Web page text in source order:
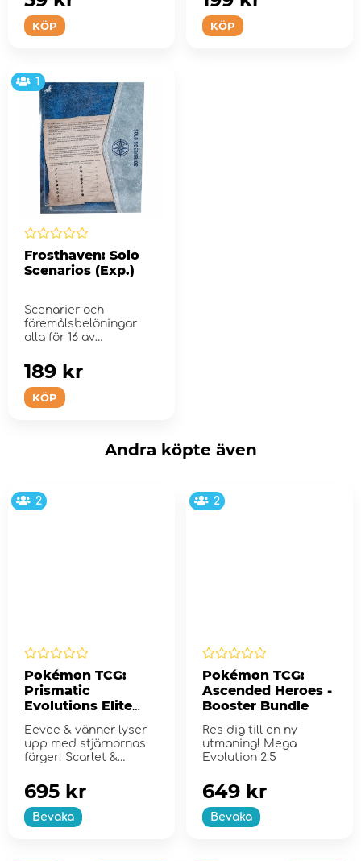
KÖP KÖP
1
Frosthaven: Solo
Scenarios (Exp.)
Scenarier och
föremålsbelöningar
alla för 16 av
KÖP
189 kr
Andra köpte även
2
Pokémon TCG:
Prismatic
Evolutions Elite
Eevee & vänner lyser
upp med stjärnornas
färger! Scarlet &
Bevaka
695 kr
2
Pokémon TCG:
Ascended Heroes -
Booster Bundle
Res dig till en ny
utmaning! Mega
Evolution 2.5
Bevaka
649 kr